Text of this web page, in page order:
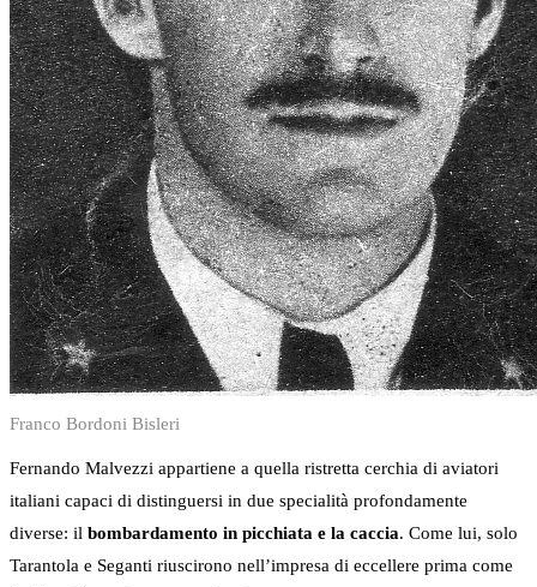
Franco Bordoni Bisleri
Fernando Malvezzi appartiene a quella ristretta cerchia di aviatori
italiani capaci di distinguersi in due specialità profondamente
diverse: il bombardamento in picchiata e la caccia. Come lui, solo
Tarantola e Seganti riuscirono nell’impresa di eccellere prima come